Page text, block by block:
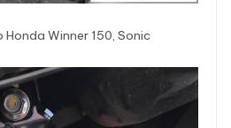
Honda Winner 150, Sonic